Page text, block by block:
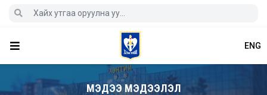
ENG
МЭДЭЭ МЭДЭЭЛЭЛ